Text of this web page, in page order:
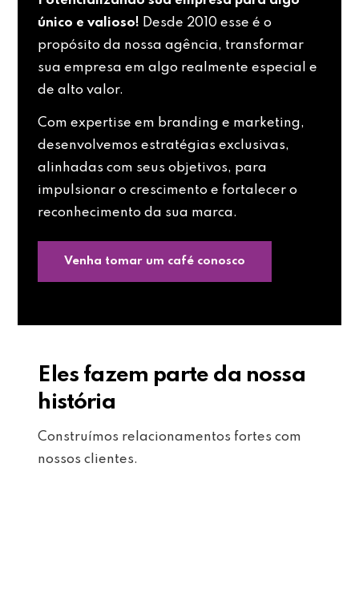
único e valioso! Desde 2010 esse é o
propósito da nossa agência, transformar
sua empresa em algo realmente especial e
de alto valor.
Com expertise em branding e marketing,
desenvolvemos estratégias exclusivas,
alinhadas com seus objetivos, para
impulsionar o crescimento e fortalecer o
reconhecimento da sua marca.
Venha tomar um café conosco
Eles fazem parte da nossa
história
Construímos relacionamentos fortes com
nossos clientes.